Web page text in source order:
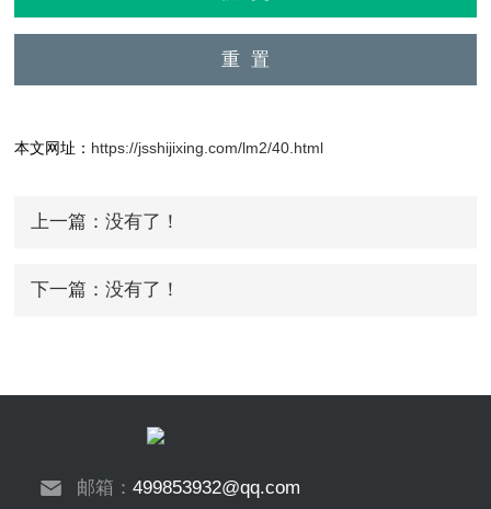
本文网址： https://jsshijixing.com/lm2/40.html
上一篇：没有了！
下一篇：没有了！
邮箱：499853932@qq.com